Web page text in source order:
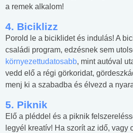
a remek alkalom!
4. Biciklizz
Porold le a biciklidet és indulás! A
családi program, edzésnek sem
környezettudatosabb, mint autóval
vedd elő a régi görkoridat,
menj ki a szabadba és élvezd a
5. Piknik
Elő a pléddel és a piknik
legyél kreatív! Ha szorít az idő, vagy